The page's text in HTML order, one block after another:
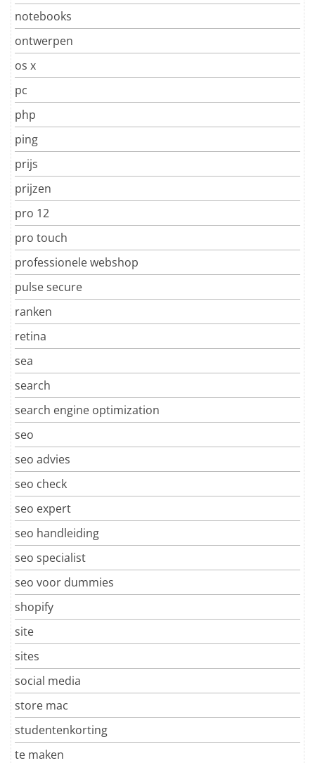
notebooks
ontwerpen
os x
pc
php
ping
prijs
prijzen
pro 12
pro touch
professionele webshop
pulse secure
ranken
retina
sea
search
search engine optimization
seo
seo advies
seo check
seo expert
seo handleiding
seo specialist
seo voor dummies
shopify
site
sites
social media
store mac
studentenkorting
te maken